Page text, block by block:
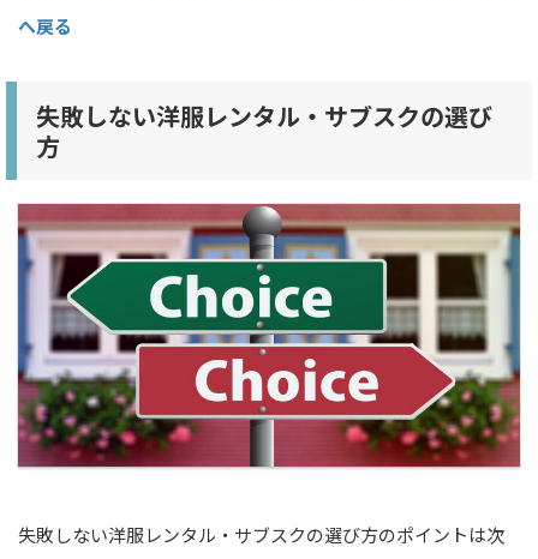
へ戻る
失敗しない洋服レンタル・サブスクの選び
方
失敗しない洋服レンタル・サブスクの選び方のポイントは次